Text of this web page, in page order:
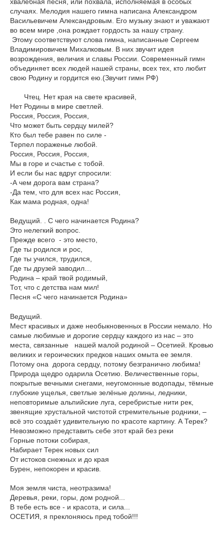
случаях. Мелодия нашего гимна написана Александром
Васильевичем Александровым. Его музыку знают и уважают
во всем мире ,она рождает гордость за нашу страну.
Этому соответствуют слова гимна, написанные Сергеем
Владимировичем Михалковым. В них звучит идея
возрождения, величия и славы России. Современный гимн
объединяет всех людей нашей страны, всех тех, кто любит
свою Родину и гордится ею.(Звучит гимн РФ)
Чтец. Нет края на свете красивей,
Нет Родины в мире светлей.
Россия, Россия, Россия,
Что может быть сердцу милей?
Кто был тебе равен по силе -
Терпел пораженье любой.
Россия, Россия, Россия,
Мы в горе и счастье с тобой.
И если бы нас вдруг спросили:
-А чем дорога вам страна?
-Да тем, что для всех нас Россия,
Как мама родная, одна!
Ведущий. . С чего начинается Родина?
Это нелегкий вопрос.
Прежде всего - это место,
Где ты родился и рос,
Где ты учился, трудился,
Где ты друзей заводил…
Родина – край твой родимый,
Тот, что с детства нам мил!
Песня «С чего начинается Родина»
Ведущий.
Мест красивых и даже необыкновенных в России немало. Но
самые любимые и дорогие сердцу каждого из нас – это
места, связанные нашей малой родиной – Осетией. Кровью
великих и героических предков наших омыта ее земля.
Потому она дорога сердцу, потому безгранично любима!
Природа щедро одарила Осетию. Величественные горы,
покрытые вечными снегами, неугомонные водопады, тёмные
глубокие ущелья, светлые зелёные долины, ледники,
неповторимые альпийские луга, серебристые нити рек,
звенящие хрустальной чистотой стремительные родники, –
всё это создаёт удивительную по красоте картину. А Терек?
Невозможно представить себе этот край без реки
Горные потоки собирая,
Набирает Терек новых сил
От истоков снежных и до края
Бурен, непокорен и красив.
Моя земля чиста, неотразима!
Деревья, реки, горы, дом родной...
В тебе есть все - и красота, и сила...
ОСЕТИЯ, я преклоняюсь пред тобой!!!